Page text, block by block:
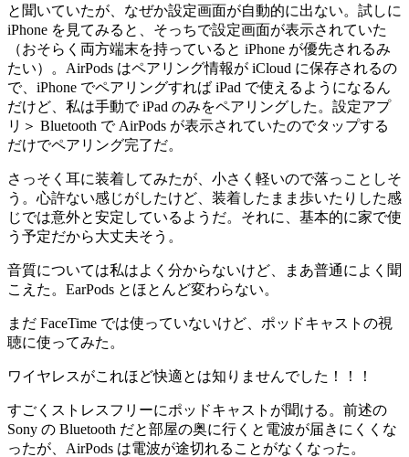
と聞いていたが、なぜか設定画面が自動的に出ない。試しに
iPhone を見てみると、そっちで設定画面が表示されていた
（おそらく両方端末を持っていると iPhone が優先されるみ
たい）。AirPods はペアリング情報が iCloud に保存されるの
で、iPhone でペアリングすれば iPad で使えるようになるん
だけど、私は手動で iPad のみをペアリングした。設定アプ
リ＞ Bluetooth で AirPods が表示されていたのでタップする
だけでペアリング完了だ。
さっそく耳に装着してみたが、小さく軽いので落っことしそ
う。心許ない感じがしたけど、装着したまま歩いたりした感
じでは意外と安定しているようだ。それに、基本的に家で使
う予定だから大丈夫そう。
音質については私はよく分からないけど、まあ普通によく聞
こえた。EarPods とほとんど変わらない。
まだ FaceTime では使っていないけど、ポッドキャストの視
聴に使ってみた。
ワイヤレスがこれほど快適とは知りませんでした！！！
すごくストレスフリーにポッドキャストが聞ける。前述の
Sony の Bluetooth だと部屋の奥に行くと電波が届きにくくな
ったが、AirPods は電波が途切れることがなくなった。